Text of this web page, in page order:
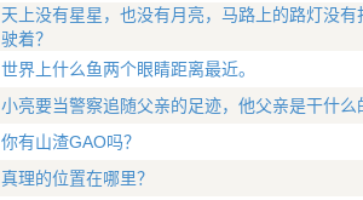
天上没有星星，也没有月亮，马路上的路灯没
驶着？
世界上什么鱼两个眼睛距离最近。
小亮要当警察追随父亲的足迹，他父亲是干什么
你有山渣GAO吗？
真理的位置在哪里？